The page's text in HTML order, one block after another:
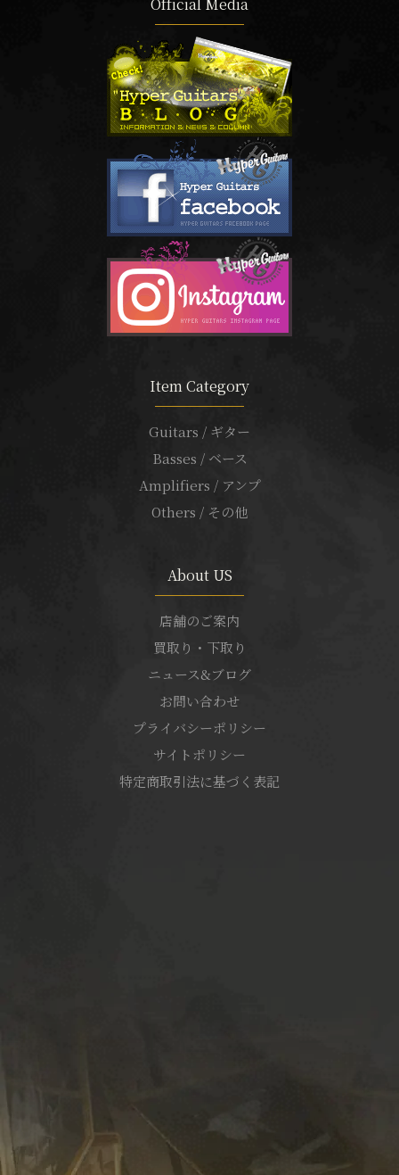
Item Category
Guitars / ギター
Basses / ベース
Amplifiers / アンプ
Others / その他
About US
店舗のご案内
買取り・下取り
ニュース&ブログ
お問い合わせ
プライバシーポリシー
サイトポリシー
特定商取引法に基づく表記